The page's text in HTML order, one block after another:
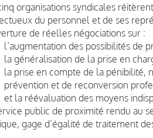
organisations syndicales
du personnel et de ses
de réelles négociations sur :
l’augmentation des possibilités de
la généralisation de la prise en
la prise en compte de la pénibilité,
prévention et de reconversion
et la réévaluation des moyens
public de proximité rendu au
gage d’égalité de traitement